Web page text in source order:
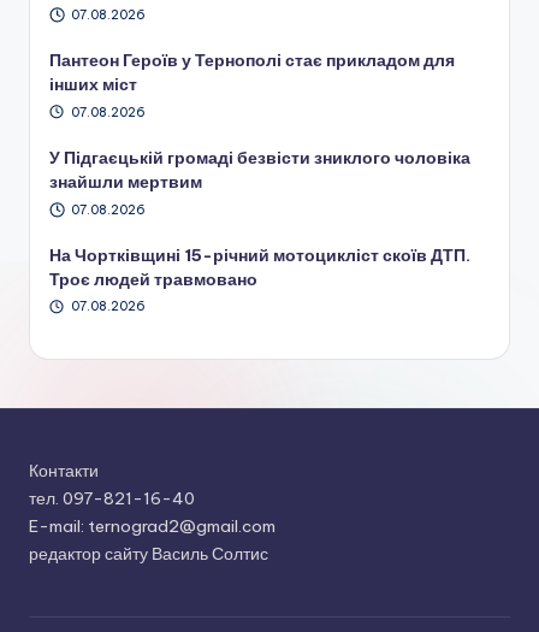
07.08.2026
Пантеон Героїв у Тернополі стає прикладом для
інших міст
07.08.2026
У Підгаєцькій громаді безвісти зниклого чоловіка
знайшли мертвим
07.08.2026
На Чортківщині 15-річний мотоцикліст скоїв ДТП.
Троє людей травмовано
07.08.2026
Контакти
тел. 097-821-16-40
E-mail: ternograd2@gmail.com
редактор сайту Василь Солтис